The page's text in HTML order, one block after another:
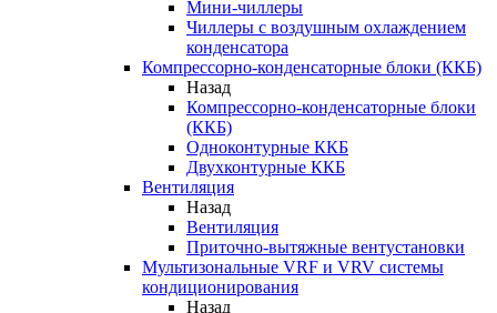
Мини-чиллеры
Чиллеры с воздушным охлаждением
конденсатора
Компрессорно-конденсаторные блоки (ККБ)
Назад
Компрессорно-конденсаторные блоки
(ККБ)
Одноконтурные ККБ
Двухконтурные ККБ
Вентиляция
Назад
Вентиляция
Приточно-вытяжные вентустановки
Мультизональные VRF и VRV системы
кондиционирования
Назад